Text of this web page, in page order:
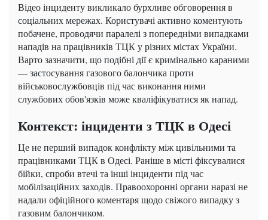
Відео інциденту викликало бурхливе обговорення в
соціальних мережах. Користувачі активно коментують
побачене, проводячи паралелі з попередніми випадками
нападів на працівників ТЦК у різних містах України.
Варто зазначити, що подібні дії є кримінально караними
— застосування газового балончика проти
військовослужбовців під час виконання ними
службових обов'язків може кваліфікуватися як напад.
Контекст: інциденти з ТЦК в Одесі
Це не перший випадок конфлікту між цивільними та
працівниками ТЦК в Одесі. Раніше в місті фіксувалися
бійки, спроби втечі та інші інциденти під час
мобілізаційних заходів. Правоохоронні органи наразі не
надали офіційного коментаря щодо свіжого випадку з
газовим балончиком.